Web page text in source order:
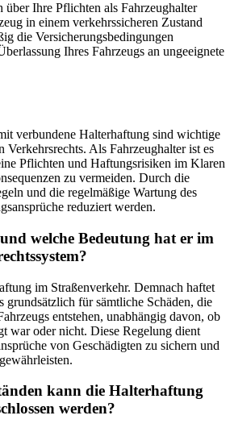
über Ihre Pflichten als Fahrzeughalter
in einem verkehrssicheren Zustand
die Versicherungsbedingungen
Ihres Fahrzeugs an ungeeignete
verbundene Halterhaftung sind wichtige
Verkehrsrechts. Als Fahrzeughalter ist es
Pflichten und Haftungsrisiken im Klaren
zu vermeiden. Durch die
und die regelmäßige Wartung des
reduziert werden.
welche Bedeutung hat er im
im Straßenverkehr. Demnach haftet
grundsätzlich für sämtliche Schäden, die
entstehen, unabhängig davon, ob
war oder nicht. Diese Regelung dient
von Geschädigten zu sichern und
kann die Halterhaftung
werden?